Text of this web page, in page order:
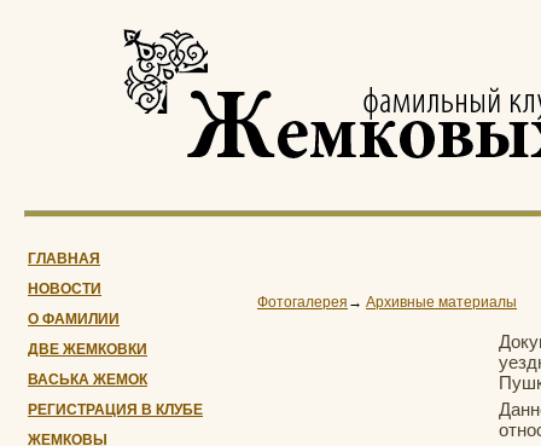
ГЛАВНАЯ
НОВОСТИ
О ФАМИЛИИ
ДВЕ ЖЕМКОВКИ
ВАСЬКА ЖЕМОК
РЕГИСТРАЦИЯ В КЛУБЕ
ЖЕМКОВЫ
Фотогалерея → Архивные материалы